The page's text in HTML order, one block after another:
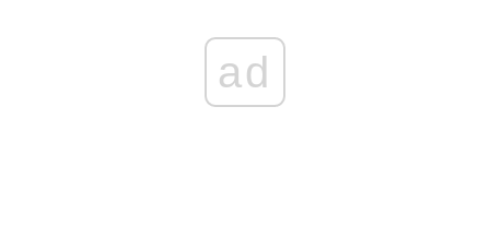
ad